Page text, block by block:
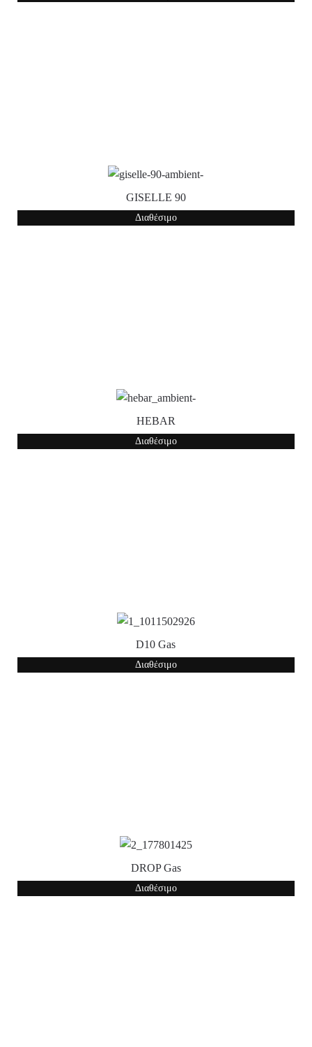
GISELLE 90
Διαθέσιμο
HEBAR
Διαθέσιμο
D10 Gas
Διαθέσιμο
DROP Gas
Διαθέσιμο